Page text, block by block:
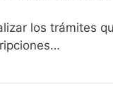
los trámites